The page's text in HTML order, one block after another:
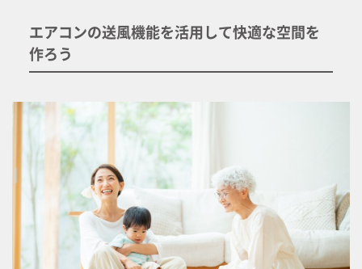
エアコンの送風機能を活用して快適な空間を
作ろう